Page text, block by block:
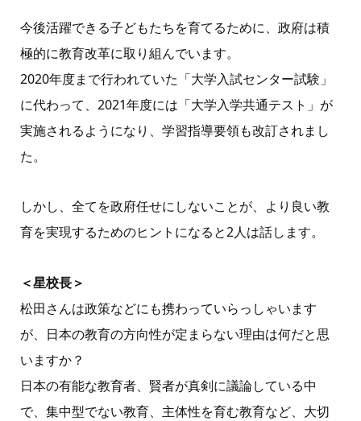
今後活躍できる子どもたちを育てるために、政府は積
極的に教育改革に取り組んでいます。
2020年度まで行われていた「大学入試センター試験」
に代わって、2021年度には「大学入学共通テスト」が
実施されるようになり、学習指導要領も改訂されまし
た。
しかし、全てを政府任せにしないことが、より良い教
育を実現するためのヒントになると2人は話します。
＜星校長＞
松田さんは政策などにも携わっていらっしゃいます
が、日本の教育の方向性が定まらない理由は何だと思
いますか？
日本の有能な教育者、賢者が真剣に議論している中
で、集中型でない教育、主体性を育む教育など、大切